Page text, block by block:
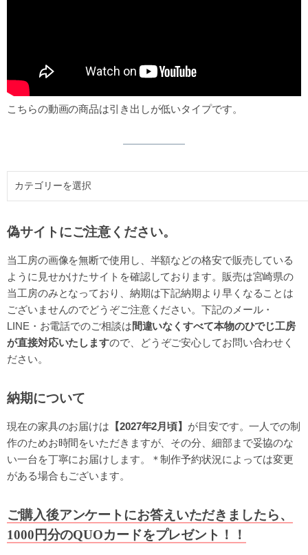
こちらの動画の商品は引き出しが低いタイプです。
偽サイトにご注意ください。
当工房の画像を無断で使用し、半額などの格安で販売している
ように見せかけたサイトを確認しております。販売は宮崎県の
当工房のみとなっており、納期は下記納期より早くなることは
ございませんのでどうぞご注意ください。下記のメール・
LINE・お電話でのご相談は間違いなくすべて本物のひでじ工房
が直接対応いたしますので、どうぞご安心してお問い合わせく
ださい。
納期について
現在の家具のお届けは 【2027年2月頃】 が目安です。一人での制
作のためお時間をいただきますが、その分、細部まで妥協のな
い一台を丁寧にお届けします。＊制作予約状況によっては変更
がある場合もございます。
ご購入後アンケートにお答えいただきましたら、
1000円分のQUOカードをプレゼント！！